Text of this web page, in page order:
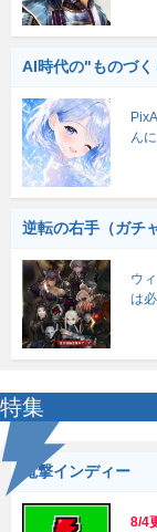
AI時代の"ものづ
ん
逆転の右手（ガチ
ウ
は必
特集
電撃インディー
8/4